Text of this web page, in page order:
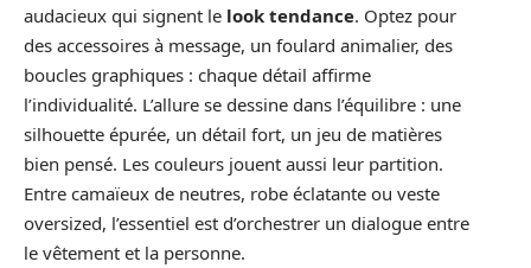
audacieux qui signent le look tendance. Optez pour
des accessoires à message, un foulard animalier, des
boucles graphiques : chaque détail affirme
l’individualité. L’allure se dessine dans l’équilibre : une
silhouette épurée, un détail fort, un jeu de matières
bien pensé. Les couleurs jouent aussi leur partition.
Entre camaïeux de neutres, robe éclatante ou veste
oversized, l’essentiel est d’orchestrer un dialogue entre
le vêtement et la personne.